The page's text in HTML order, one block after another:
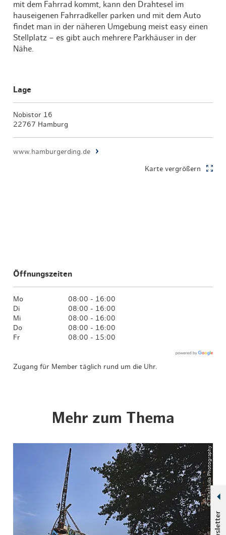
mit dem Fahrrad kommt, kann den Drahtesel im
hauseigenen Fahrradkeller parken und mit dem Auto
findet man in der näheren Umgebung meist easy einen
Stellplatz – es gibt auch mehrere Parkhäuser in der
Nähe.
Lage
Nobistor 16
22767 Hamburg
www.hamburgerding.de
Karte vergrößern
Öffnungszeiten
Mo
08:00 - 16:00
Di
08:00 - 16:00
Mi
08:00 - 16:00
Do
08:00 - 16:00
Fr
08:00 - 15:00
Zugang für Member täglich rund um die Uhr.
Mehr zum Thema
© ThisIsJulia Photography